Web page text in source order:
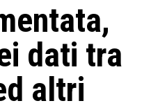
dati tra
altri